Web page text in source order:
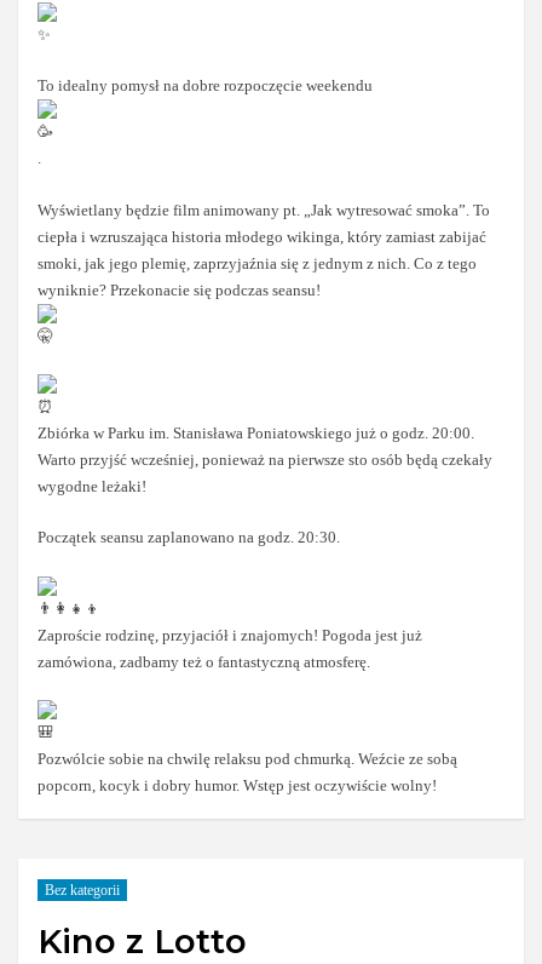
To idealny pomysł na dobre rozpoczęcie weekendu
.
Wyświetlany będzie film animowany pt. „Jak wytresować smoka”. To
ciepła i wzruszająca historia młodego wikinga, który zamiast zabijać
smoki, jak jego plemię, zaprzyjaźnia się z jednym z nich. Co z tego
wyniknie? Przekonacie się podczas seansu!
Zbiórka w Parku im. Stanisława Poniatowskiego już o godz. 20:00.
Warto przyjść wcześniej, ponieważ na pierwsze sto osób będą czekały
wygodne leżaki!
Początek seansu zaplanowano na godz. 20:30.
Zaproście rodzinę, przyjaciół i znajomych! Pogoda jest już
zamówiona, zadbamy też o fantastyczną atmosferę.
Pozwólcie sobie na chwilę relaksu pod chmurką. Weźcie ze sobą
popcorn, kocyk i dobry humor. Wstęp jest oczywiście wolny!
Bez kategorii
Kino z Lotto